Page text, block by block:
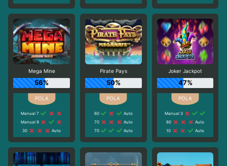
Mega Mine
56%
Manual 7
Manual 9
30
Auto
Pirate Pays
50%
60
Auto
70
Auto
70
Auto
Joker Jackpot
47%
Manual 3
60
Auto
10
Auto